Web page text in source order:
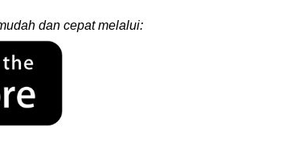
dan cepat melalui: